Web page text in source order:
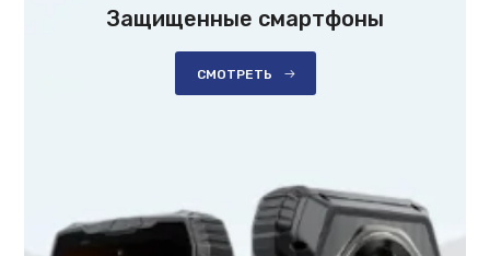
Защищенные смартфоны
СМОТРЕТЬ